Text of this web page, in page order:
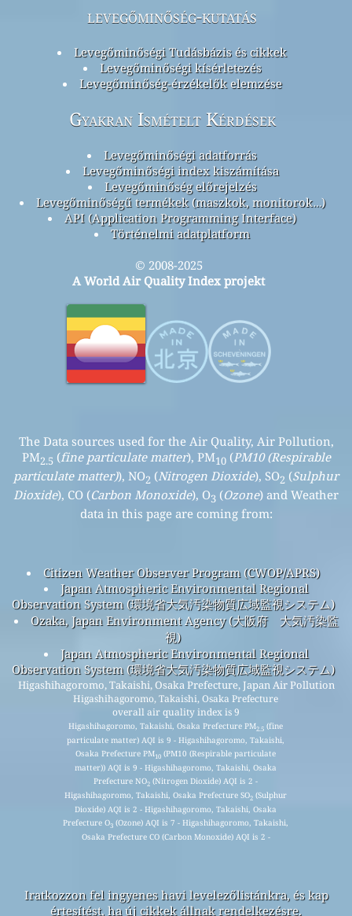
levegőminőség-kutatás
Levegőminőségi Tudásbázis és cikkek
Levegőminőségi kísérletezés
Levegőminőség-érzékelők elemzése
Gyakran Ismételt Kérdések
Levegőminőségi adatforrás
Levegőminőségi index kiszámítása
Levegőminőség előrejelzés
Levegőminőségű termékek (maszkok, monitorok…)
API (Application Programming Interface)
Történelmi adatplatform
© 2008-2025
A World Air Quality Index projekt
The Data sources used for the Air Quality, Air Pollution,
PM2.5 (fine particulate matter), PM10(PM10 (Respirable
particulate matter)), NO2 (Nitrogen Dioxide), SO2 (Sulphur
Dioxide), CO (Carbon Monoxide), O3 (Ozone) and Weather
data in this page are coming from:
Citizen Weather Observer Program (CWOP/APRS)
Japan Atmospheric Environmental Regional
Observation System (環境省大気汚染物質広域監視システム)
Ozaka, Japan Environment Agency (大阪府 大気汚染監
視)
Japan Atmospheric Environmental Regional
Observation System (環境省大気汚染物質広域監視システム)
Higashihagoromo, Takaishi, Osaka Prefecture, Japan Air Pollution
Higashihagoromo, Takaishi, Osaka Prefecture
overall air quality index is 9
Higashihagoromo, Takaishi, Osaka Prefecture PM2.5 (fine
particulate matter) AQI is 9 - Higashihagoromo, Takaishi,
Osaka Prefecture PM10 (PM10 (Respirable particulate
matter)) AQI is 9 - Higashihagoromo, Takaishi, Osaka
Prefecture NO2 (Nitrogen Dioxide) AQI is 2 -
Higashihagoromo, Takaishi, Osaka Prefecture SO2 (Sulphur
Dioxide) AQI is 2 - Higashihagoromo, Takaishi, Osaka
Prefecture O3 (Ozone) AQI is 7 - Higashihagoromo, Takaishi,
Osaka Prefecture CO (Carbon Monoxide) AQI is 2 -
Iratkozzon fel ingyenes havi levelezőlistánkra, és kap
értesítést, ha új cikkek állnak rendelkezésre.